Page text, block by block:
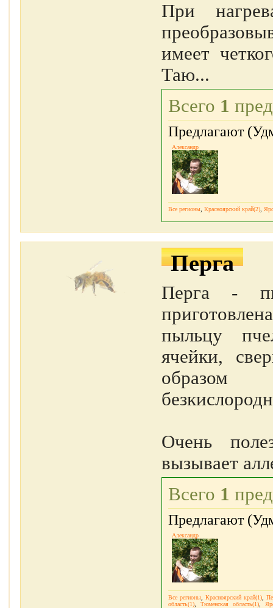
При
имеет
Таю...
Всего 1
Предлагают
Александр
Все регионы Красноярский край(2)
Перга
Перга -
пыльцу
ячейки,
образом
Очень
вызывает
Всего 1
Предлагают
Александр
Все регионы, Красноярский край(1),
область(1)
Тюменская область(1),